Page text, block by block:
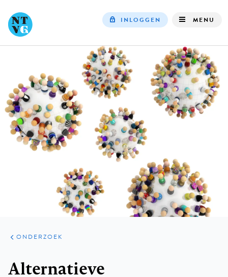
navigation
INLOGGEN MENU
ARTIKELEN
ONDERZOEK
ONDERZOEK
Alternatieve